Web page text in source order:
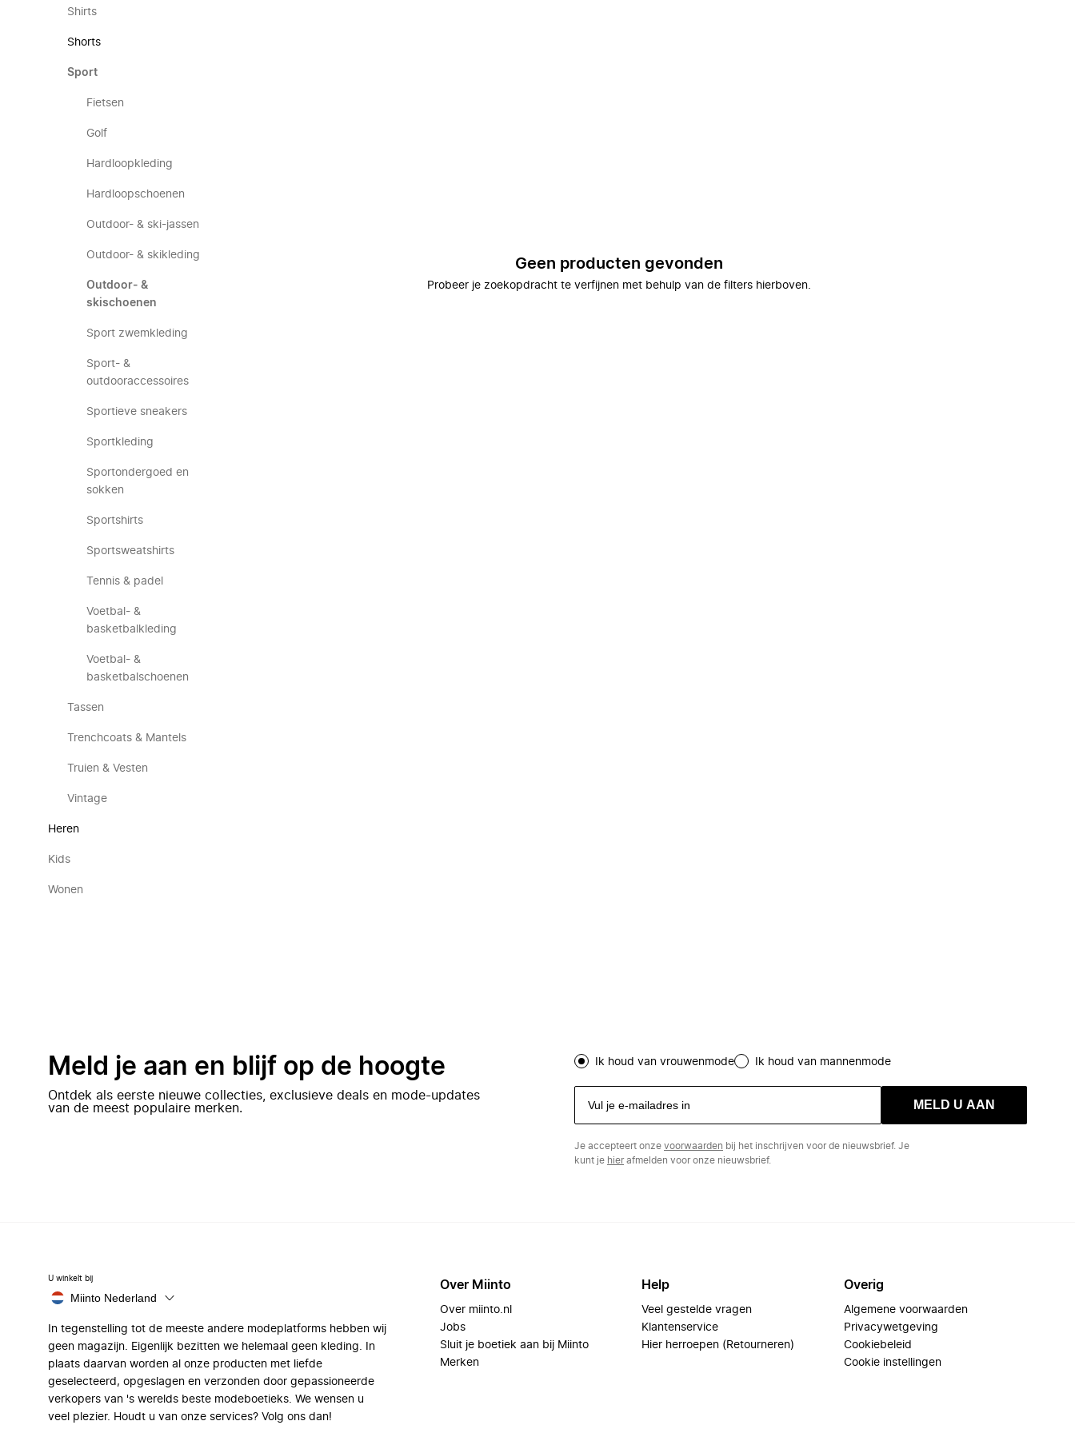
Shirts
Shorts
Sport
Fietsen
Golf
Hardloopkleding
Hardloopschoenen
Outdoor- & ski-jassen
Outdoor- & skikleding
Outdoor- &
skischoenen
Sport zwemkleding
Sport- &
outdooraccessoires
Sportieve sneakers
Sportkleding
Sportondergoed en
sokken
Sportshirts
Sportsweatshirts
Tennis & padel
Voetbal- &
basketbalkleding
Voetbal- &
basketbalschoenen
Tassen
Trenchcoats & Mantels
Truien & Vesten
Vintage
Heren
Kids
Wonen
Geen producten gevonden
Probeer je zoekopdracht te verfijnen met behulp van de filters hierboven.
Meld je aan en blijf op de hoogte
Ontdek als eerste nieuwe collecties, exclusieve deals en mode-updates
van de meest populaire merken.
Ik houd van vrouwenmode Ik houd van mannenmode
MELD U AAN
Je accepteert onze voorwaarden bij het inschrijven voor de nieuwsbrief. Je
kunt je hierafmelden voor onze nieuwsbrief.
U winkelt bij
Miinto Nederland
In tegenstelling tot de meeste andere modeplatforms hebben wij
geen magazijn. Eigenlijk bezitten we helemaal geen kleding. In
plaats daarvan worden al onze producten met liefde
geselecteerd, opgeslagen en verzonden door gepassioneerde
verkopers van 's werelds beste modeboetieks. We wensen u
veel plezier. Houdt u van onze services? Volg ons dan!
Over Miinto
Over miinto.nl
Jobs
Sluit je boetiek aan bij Miinto
Merken
Help
Veel gestelde vragen
Klantenservice
Hier herroepen (Retourneren)
Overig
Algemene voorwaarden
Privacywetgeving
Cookiebeleid
Cookie instellingen